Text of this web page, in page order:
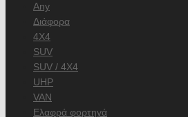
Any
Διάφορα
4X4
SUV
SUV / 4X4
UHP
VAN
Ελαφρά φορτηγά